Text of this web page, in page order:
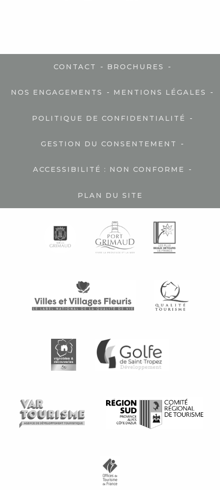
CONTACT - BROCHURES -
NOS ENGAGEMENTS - MENTIONS LÉGALES -
POLITIQUE DE CONFIDENTIALITÉ -
GESTION DU CONSENTEMENT -
ACCESSIBILITÉ : NON CONFORME -
PLAN DU SITE